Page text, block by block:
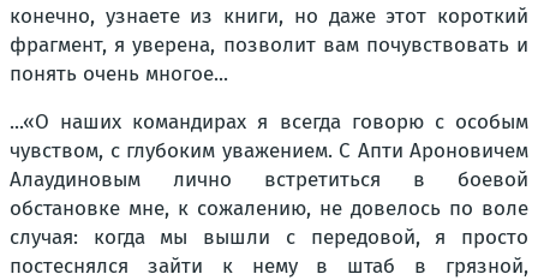
конечно, узнаете из книги, но даже этот короткий
фрагмент, я уверена, позволит вам почувствовать и
понять очень многое...
...«О наших командирах я всегда говорю с особым
чувством, с глубоким уважением. С Апти Ароновичем
Алаудиновым лично встретиться в боевой
обстановке мне, к сожалению, не довелось по воле
случая: когда мы вышли с передовой, я просто
постеснялся зайти к нему в штаб в грязной,